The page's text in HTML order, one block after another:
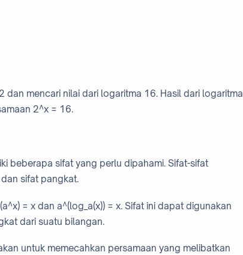
mencari nilai dari logaritma 16. Hasil dari logaritma
2^x = 16.
beberapa sifat yang perlu dipahami. Sifat-sifat
sifat pangkat.
= x dan a^(log_a(x)) = x. Sifat ini dapat digunakan
dari suatu bilangan.
untuk memecahkan persamaan yang melibatkan